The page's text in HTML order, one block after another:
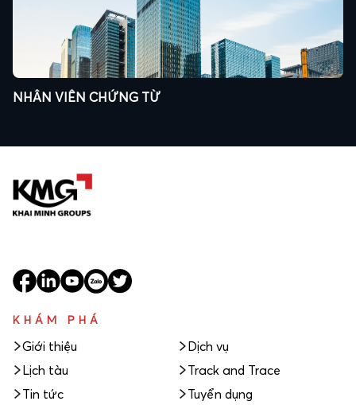
NHÂN VIÊN CHỨNG TỪ
KHÁM PHÁ
Giới thiệu
Dịch vụ
Lịch tàu
Track and Trace
Tin tức
Tuyển dụng